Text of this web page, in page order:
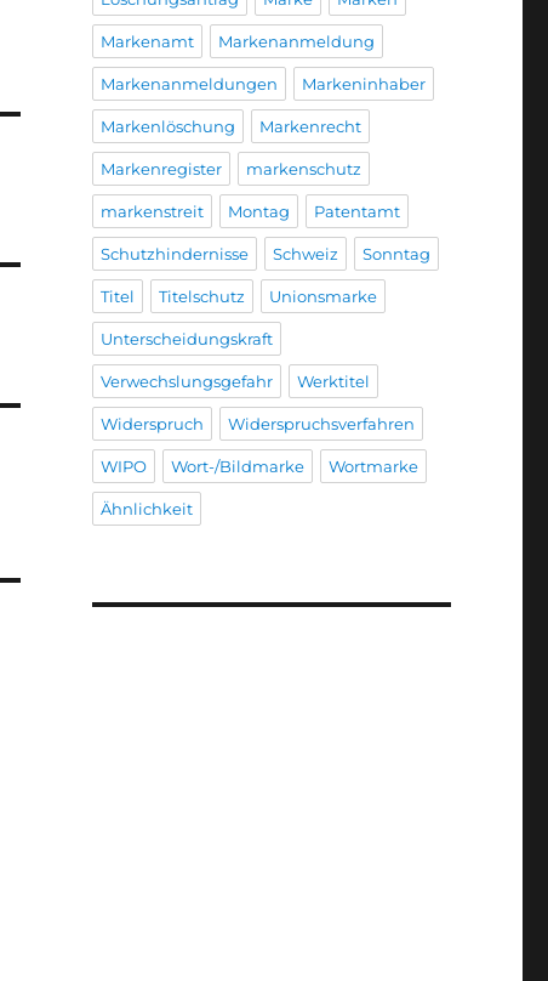
Markenamt Markenanmeldung
Markenanmeldungen Markeninhaber
Markenlöschung Markenrecht
Markenregister markenschutz
markenstreit Montag Patentamt
Schutzhindernisse Schweiz Sonntag
Titel Titelschutz Unionsmarke
Unterscheidungskraft
Verwechslungsgefahr Werktitel
Widerspruch Widerspruchsverfahren
WIPO Wort-/Bildmarke Wortmarke
Ähnlichkeit